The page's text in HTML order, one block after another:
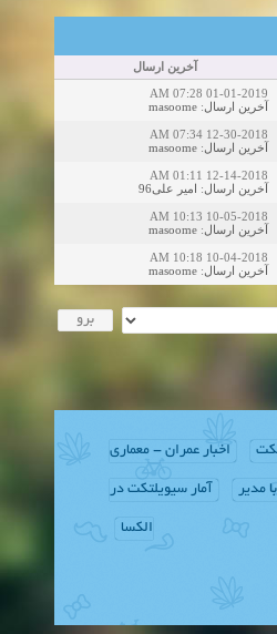
آخرین ارسال
01-01-2019 07:28 AM
آخرین ارسال:
masoome
12-30-2018 07:34 AM
آخرین ارسال:
masoome
12-14-2018 01:11 AM
آخرین ارسال: امیر علی96
10-05-2018 10:13 AM
آخرین ارسال:
masoome
10-04-2018 10:18 AM
آخرین ارسال:
masoome
اخبار عمران - معماری
مدیر آمار سیویلتکت در
الکسا